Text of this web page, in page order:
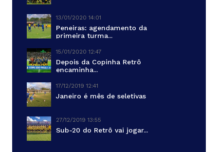
13/01/2020 14:01
Peneiras: agendamento da
primeira turma...
15/01/2020 12:47
Depois da Copinha Retrô
encaminha...
17/12/2019 12:41
Janeiro é mês de seletivas
27/12/2019 13:55
Sub-20 do Retrô vai jogar...